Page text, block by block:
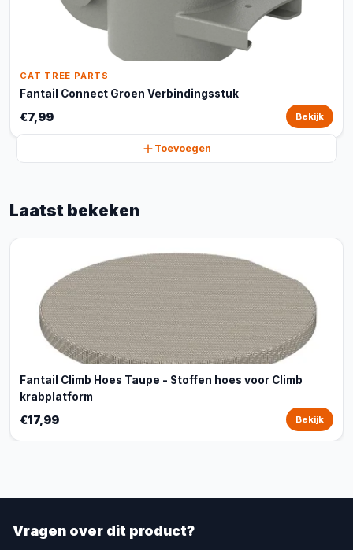
CAT TREE PARTS
Fantail Connect Groen Verbindingsstuk
€7,99 Bekijk
Toevoegen
Laatst bekeken
Fantail Climb Hoes Taupe - Stoffen hoes voor Climb
krabplatform
€17,99 Bekijk
Vragen over dit product?